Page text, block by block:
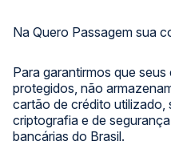
Na Quero Passagem sua
Para garantirmos que
protegidos, não
cartão de crédito
criptografia e de
bancárias do Brasil.